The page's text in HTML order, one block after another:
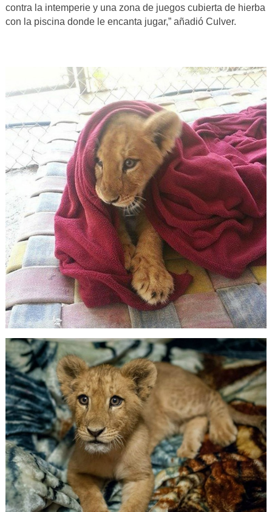
contra la intemperie y una zona de juegos cubierta de hierba
con la piscina donde le encanta jugar,” añadió Culver.